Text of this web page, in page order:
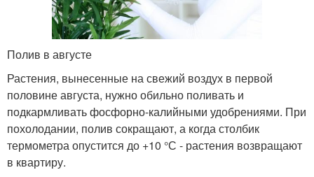
Полив в августе
Растения, вынесенные на свежий воздух в первой
половине августа, нужно обильно поливать и
подкармливать фосфорно-калийными удобрениями. При
похолодании, полив сокращают, а когда столбик
термометра опустится до +10 °С - растения возвращают
в квартиру.